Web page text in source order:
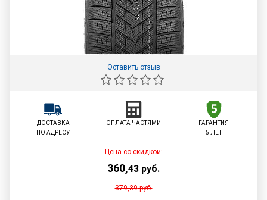
Оставить отзыв
ДОСТАВКА
ПО АДРЕСУ
ОПЛАТА ЧАСТЯМИ
ГАРАНТИЯ
5 ЛЕТ
Цена со скидкой:
360,43 руб.
379,39руб.